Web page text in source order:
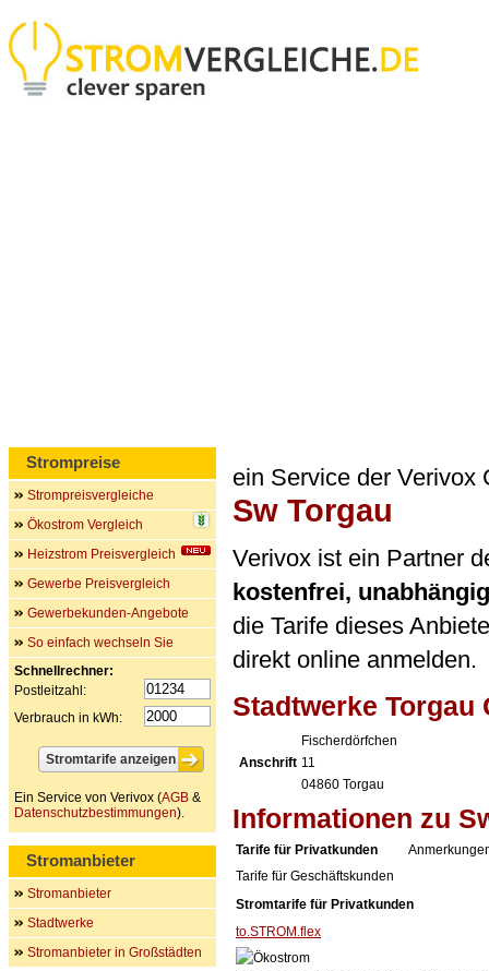
ein Service der Verivox
Sw Torgau
Verivox ist ein Partner
kostenfrei,
die Tarife dieses
direkt online anmelden.
Stadtwerke Torgau
Anschrift
Fischerdörfchen
11
04860 Torgau
Informationen zu
Tarife für Privatkunden
Tarife für Geschäftskunden
Stromtarife für Privatkunden
to.STROM.flex
Strompreise
Strompreisvergleiche
Ökostrom Vergleich
Heizstrom Preisvergleich
Gewerbe Preisvergleich
Gewerbekunden-Angebote
So einfach wechseln Sie
Schnellrechner:
Postleitzahl:
Verbrauch in kWh:
Ein Service von Verivox (AGB &
Datenschutzbestimmungen).
Stromanbieter
Stromanbieter
Stadtwerke
Stromanbieter in Großstädten